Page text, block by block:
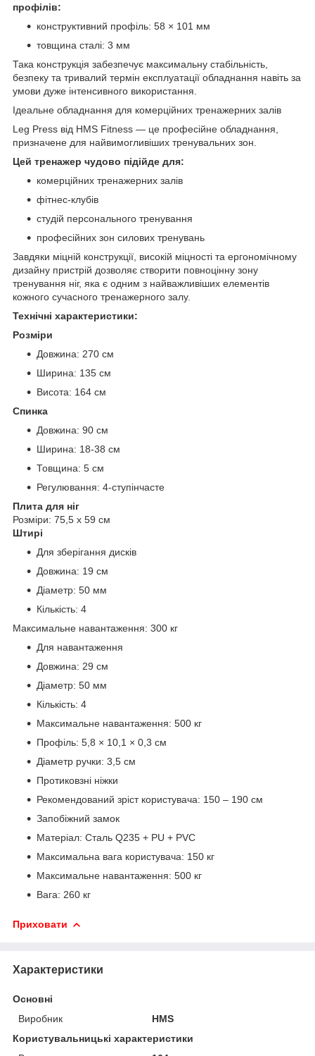
профілів:
конструктивний профіль: 58 × 101 мм
товщина сталі: 3 мм
Така конструкція забезпечує максимальну стабільність,
безпеку та тривалий термін експлуатації обладнання навіть за
умови дуже інтенсивного використання.
Ідеальне обладнання для комерційних тренажерних залів
Leg Press від HMS Fitness — це професійне обладнання,
призначене для найвимогливіших тренувальних зон.
Цей тренажер чудово підійде для:
комерційних тренажерних залів
фітнес-клубів
студій персонального тренування
професійних зон силових тренувань
Завдяки міцній конструкції, високій міцності та ергономічному
дизайну пристрій дозволяє створити повноцінну зону
тренування ніг, яка є одним з найважливіших елементів
кожного сучасного тренажерного залу.
Технічні характеристики:
Розміри
Довжина: 270 см
Ширина: 135 см
Висота: 164 см
Спинка
Довжина: 90 см
Ширина: 18-38 см
Товщина: 5 см
Регулювання: 4-ступінчасте
Плита для ніг
Розміри: 75,5 x 59 см
Штирі
Для зберігання дисків
Довжина: 19 см
Діаметр: 50 мм
Кількість: 4
Максимальне навантаження: 300 кг
Для навантаження
Довжина: 29 см
Діаметр: 50 мм
Кількість: 4
Максимальне навантаження: 500 кг
Профіль: 5,8 × 10,1 × 0,3 см
Діаметр ручки: 3,5 см
Протиковзні ніжки
Рекомендований зріст користувача: 150 – 190 см
Запобіжний замок
Матеріал: Сталь Q235 + PU + PVC
Максимальна вага користувача: 150 кг
Максимальне навантаження: 500 кг
Вага: 260 кг
Приховати
Характеристики
Основні
Виробник
HMS
Користувальницькі характеристики